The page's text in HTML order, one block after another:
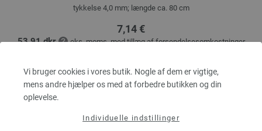
Vi bruger cookies i vores butik. Nogle af dem er vigtige,
mens andre hjælper os med at forbedre butikken og din
oplevelse.
Individuelle indstillinger
tykkelse 4,0 mm; længde ca. 80 cm
7,14 €
53,91 dkr eks. moms, med tillæg afforsendelsesomkostninger
I INDKØBSKURVEN